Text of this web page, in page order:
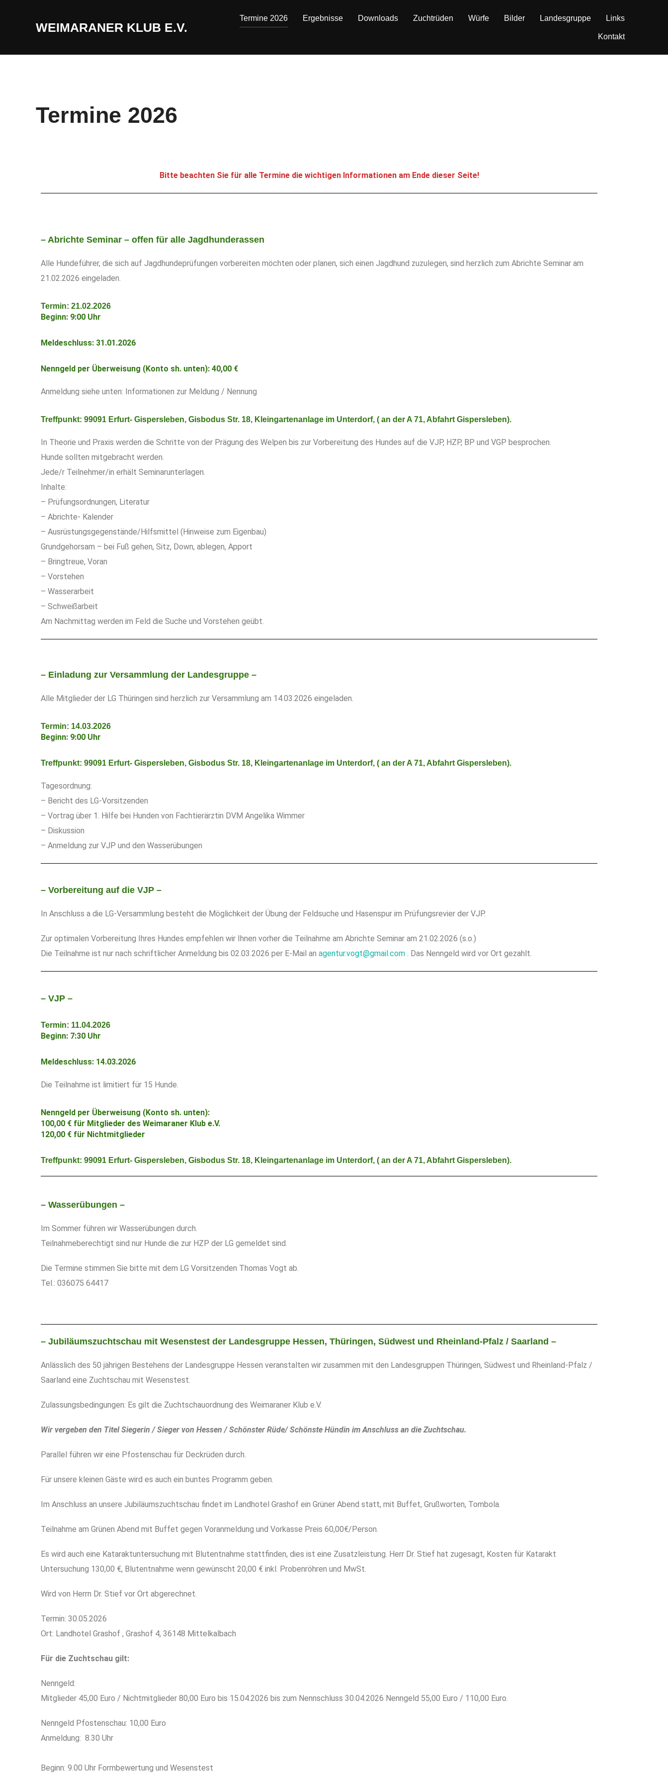
WEIMARANER KLUB E.V.
Termine 2026 Ergebnisse Downloads Zuchtrüden Würfe Bilder Landesgruppe Links
Kontakt
Termine 2026
Bitte beachten Sie für alle Termine die wichtigen Informationen am Ende dieser Seite!
– Abrichte Seminar – offen für alle Jagdhunderassen
Alle Hundeführer, die sich auf Jagdhundeprüfungen vorbereiten möchten oder planen, sich einen Jagdhund zuzulegen, sind herzlich zum Abrichte Seminar am
21.02.2026 eingeladen.
Termin: 21.02.2026
Beginn: 9:00 Uhr
Meldeschluss: 31.01.2026
Nenngeld per Überweisung (Konto sh. unten): 40,00 €
Anmeldung siehe unten: Informationen zur Meldung / Nennung
Treffpunkt: 99091 Erfurt- Gispersleben, Gisbodus Str. 18, Kleingartenanlage im Unterdorf, ( an der A 71, Abfahrt Gispersleben).
In Theorie und Praxis werden die Schritte von der Prägung des Welpen bis zur Vorbereitung des Hundes auf die VJP, HZP, BP und VGP besprochen.
Hunde sollten mitgebracht werden.
Jede/r Teilnehmer/in erhält Seminarunterlagen.
Inhalte:
– Prüfungsordnungen, Literatur
– Abrichte- Kalender
– Ausrüstungsgegenstände/Hilfsmittel (Hinweise zum Eigenbau)
Grundgehorsam – bei Fuß gehen, Sitz, Down, ablegen, Apport
– Bringtreue, Voran
– Vorstehen
– Wasserarbeit
– Schweißarbeit
Am Nachmittag werden im Feld die Suche und Vorstehen geübt.
– Einladung zur Versammlung der Landesgruppe –
Alle Mitglieder der LG Thüringen sind herzlich zur Versammlung am 14.03.2026 eingeladen.
Termin: 14.03.2026
Beginn: 9:00 Uhr
Treffpunkt: 99091 Erfurt- Gispersleben, Gisbodus Str. 18, Kleingartenanlage im Unterdorf, ( an der A 71, Abfahrt Gispersleben).
Tagesordnung:
– Bericht des LG-Vorsitzenden
– Vortrag über 1. Hilfe bei Hunden von Fachtierärztin DVM Angelika Wimmer
– Diskussion
– Anmeldung zur VJP und den Wasserübungen
– Vorbereitung auf die VJP –
In Anschluss a die LG-Versammlung besteht die Möglichkeit der Übung der Feldsuche und Hasenspur im Prüfungsrevier der VJP.
Zur optimalen Vorbereitung Ihres Hundes empfehlen wir Ihnen vorher die Teilnahme am Abrichte Seminar am 21.02.2026 (s.o.)
Die Teilnahme ist nur nach schriftlicher Anmeldung bis 02.03.2026 per E-Mail an agentur.vogt@gmail.com . Das Nenngeld wird vor Ort gezahlt.
– VJP –
Termin: 11.04.2026
Beginn: 7:30 Uhr
Meldeschluss: 14.03.2026
Die Teilnahme ist limitiert für 15 Hunde.
Nenngeld per Überweisung (Konto sh. unten):
100,00 € für Mitglieder des Weimaraner Klub e.V.
120,00 € für Nichtmitglieder
Treffpunkt: 99091 Erfurt- Gispersleben, Gisbodus Str. 18, Kleingartenanlage im Unterdorf, ( an der A 71, Abfahrt Gispersleben).
– Wasserübungen –
Im Sommer führen wir Wasserübungen durch.
Teilnahmeberechtigt sind nur Hunde die zur HZP der LG gemeldet sind.
Die Termine stimmen Sie bitte mit dem LG Vorsitzenden Thomas Vogt ab.
Tel.: 036075 64417
– Jubiläumszuchtschau mit Wesenstest der Landesgruppe Hessen, Thüringen, Südwest und Rheinland-Pfalz / Saarland –
Anlässlich des 50 jährigen Bestehens der Landesgruppe Hessen veranstalten wir zusammen mit den Landesgruppen Thüringen, Südwest und Rheinland-Pfalz /
Saarland eine Zuchtschau mit Wesenstest.
Zulassungsbedingungen: Es gilt die Zuchtschauordnung des Weimaraner Klub e.V.
Wir vergeben den Titel Siegerin / Sieger von Hessen / Schönster Rüde/ Schönste Hündin im Anschluss an die Zuchtschau.
Parallel führen wir eine Pfostenschau für Deckrüden durch.
Für unsere kleinen Gäste wird es auch ein buntes Programm geben.
Im Anschluss an unsere Jubiläumszuchtschau findet im Landhotel Grashof ein Grüner Abend statt, mit Buffet, Grußworten, Tombola.
Teilnahme am Grünen Abend mit Buffet gegen Voranmeldung und Vorkasse Preis 60,00€/Person.
Es wird auch eine Kataraktuntersuchung mit Blutentnahme stattfinden, dies ist eine Zusatzleistung. Herr Dr. Stief hat zugesagt, Kosten für Katarakt
Untersuchung 130,00 €, Blutentnahme wenn gewünscht 20,00 € inkl. Probenröhren und MwSt.
Wird von Herrn Dr. Stief vor Ort abgerechnet.
Termin: 30.05.2026
Ort: Landhotel Grashof , Grashof 4, 36148 Mittelkalbach
Für die Zuchtschau gilt:
Nenngeld:
Mitglieder 45,00 Euro / Nichtmitglieder 80,00 Euro bis 15.04.2026 bis zum Nennschluss 30.04.2026 Nenngeld 55,00 Euro / 110,00 Euro.
Nenngeld Pfostenschau: 10,00 Euro
Anmeldung: 8.30 Uhr
Beginn: 9.00 Uhr Formbewertung und Wesenstest